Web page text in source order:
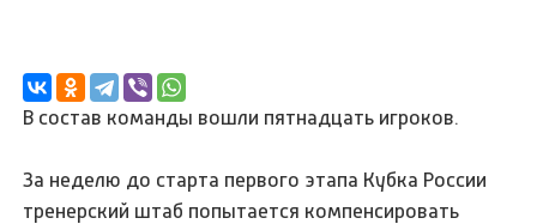
В состав команды вошли пятнадцать игроков.
За неделю до старта первого этапа Кубка России
тренерский штаб попытается компенсировать